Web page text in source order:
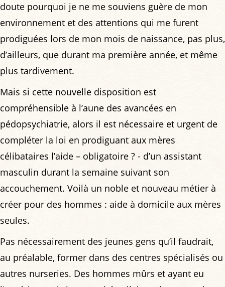
doute pourquoi je ne me souviens guère de mon
environnement et des attentions qui me furent
prodiguées lors de mon mois de naissance, pas plus,
d’ailleurs, que durant ma première année, et même
plus tardivement.
Mais si cette nouvelle disposition est
compréhensible à l’aune des avancées en
pédopsychiatrie, alors il est nécessaire et urgent de
compléter la loi en prodiguant aux mères
célibataires l’aide – obligatoire ? - d’un assistant
masculin durant la semaine suivant son
accouchement. Voilà un noble et nouveau métier à
créer pour des hommes : aide à domicile aux mères
seules.
Pas nécessairement des jeunes gens qu’il faudrait,
au préalable, former dans des centres spécialisés ou
autres nurseries. Des hommes mûrs et ayant eu